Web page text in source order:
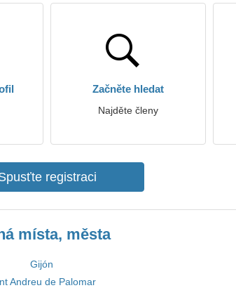
Začněte hledat
Najděte členy
registraci
místa, města
Gijón
Andreu de Palomar